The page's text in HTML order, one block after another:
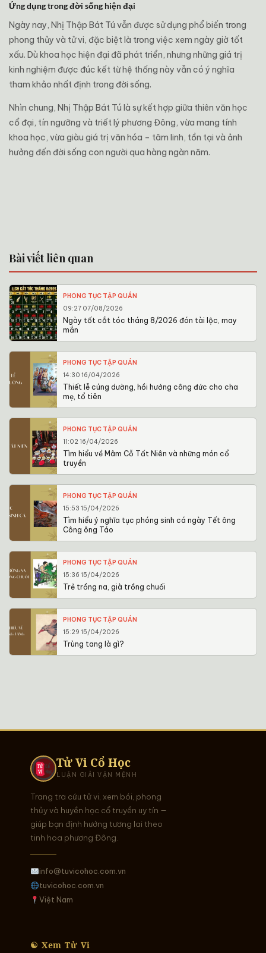
Ứng dụng trong đời sống hiện đại
Ngày nay, Nhị Thập Bát Tú vẫn được sử dụng phổ biến trong
phong thủy và tử vi, đặc biệt là trong việc xem ngày giờ tốt
xấu. Dù khoa học hiện đại đã phát triển, nhưng những giá trị
kinh nghiệm được đúc kết từ hệ thống này vẫn có ý nghĩa
tham khảo nhất định trong đời sống.
Nhìn chung, Nhị Thập Bát Tú là sự kết hợp giữa thiên văn học
cổ đại, tín ngưỡng và triết lý phương Đông, vừa mang tính
khoa học, vừa giàu giá trị văn hóa – tâm linh, tồn tại và ảnh
hưởng đến đời sống con người qua hàng ngàn năm.
Bài viết liên quan
PHONG TỤC TẬP QUÁN
09:27 07/08/2026
Ngày tốt cắt tóc tháng 8/2026 đón tài lộc, may
mắn
PHONG TỤC TẬP QUÁN
14:30 16/04/2026
Thiết lễ cúng dường, hồi hướng công đức cho cha
mẹ, tổ tiên
PHONG TỤC TẬP QUÁN
11:02 16/04/2026
Tìm hiểu về Mâm Cỗ Tất Niên và những món cổ
truyền
PHONG TỤC TẬP QUÁN
15:53 15/04/2026
Tìm hiểu ý nghĩa tục phóng sinh cá ngày Tết ông
Công ông Táo
PHONG TỤC TẬP QUÁN
15:36 15/04/2026
Trẻ trồng na, già trồng chuối
PHONG TỤC TẬP QUÁN
15:29 15/04/2026
Trùng tang là gì?
Tử Vi Cổ Học
LUẬN GIẢI VẬN MỆNH
Trang tra cứu tử vi, xem bói, phong
thủy và huyền học cổ truyền uy tín —
giúp bạn định hướng tương lai theo
tinh hoa phương Đông.
info@tuvicohoc.com.vn
tuvicohoc.com.vn
Việt Nam
☯ Xem Tử Vi